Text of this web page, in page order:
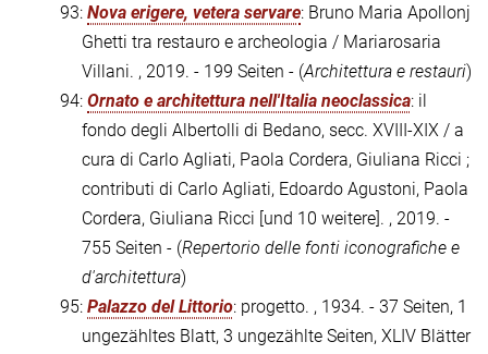
93: Nova erigere, vetera servare: Bruno Maria Apollonj
Ghetti tra restauro e archeologia / Mariarosaria
Villani. , 2019. - 199 Seiten - (Architettura e restauri)
94: Ornato e architettura nell'Italia neoclassica: il
fondo degli Albertolli di Bedano, secc. XVIII-XIX / a
cura di Carlo Agliati, Paola Cordera, Giuliana Ricci ;
contributi di Carlo Agliati, Edoardo Agustoni, Paola
Cordera, Giuliana Ricci [und 10 weitere]. , 2019. -
755 Seiten - (Repertorio delle fonti iconografiche e
d'architettura)
95: Palazzo del Littorio: progetto. , 1934. - 37 Seiten, 1
ungezähltes Blatt, 3 ungezählte Seiten, XLIV Blätter